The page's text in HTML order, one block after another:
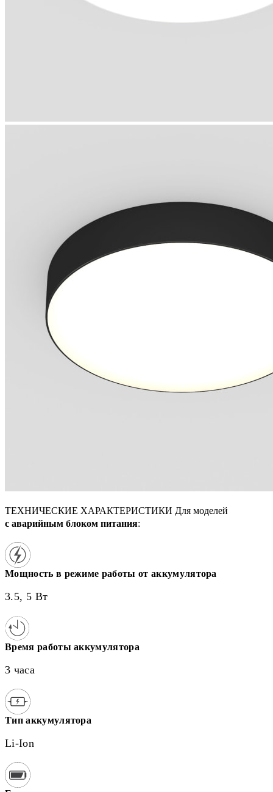
ТЕХНИЧЕСКИЕ ХАРАКТЕРИСТИКИ Для моделей
с аварийным блоком питания:
Мощность в режиме работы от аккумулятора
3.5, 5 Вт
Время работы аккумулятора
3 часа
Тип аккумулятора
Li-Ion